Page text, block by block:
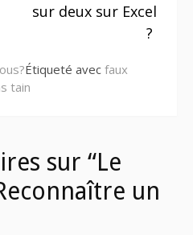
sur deux sur Excel
?
Étiqueté avec faux
tain
sur “Le
un